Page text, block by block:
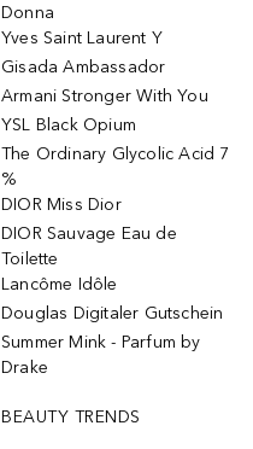
Donna
Yves Saint Laurent Y
Gisada Ambassador
Armani Stronger With You
YSL Black Opium
The Ordinary Glycolic Acid 7
%
DIOR Miss Dior
DIOR Sauvage Eau de
Toilette
Lancôme Idôle
Douglas Digitaler Gutschein
Summer Mink - Parfum by
Drake
BEAUTY TRENDS